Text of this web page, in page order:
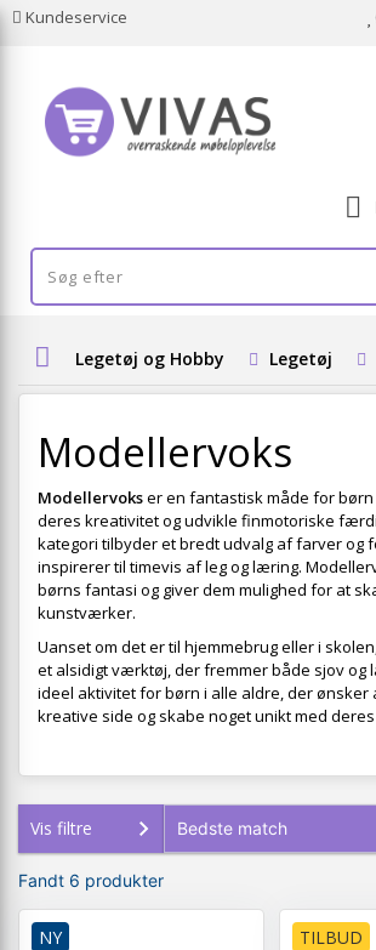
Kundeservice
Legetøj og Hobby Legetøj
Modellervoks
Modellervokser en fantastisk måde for
deres kreativitet og udvikle finmotoriske
kategori tilbyder et bredt udvalg af farver og
inspirerer til timevis af leg og læring.
børns fantasi og giver dem mulighed for at
kunstværker.
Uanset om det er til hjemmebrug eller i
et alsidigt værktøj, der fremmer både sjov og
ideel aktivitet for børn i alle aldre, der ønsker
kreative side og skabe noget unikt med
Vis filtre
Fandt 6 produkter
NY TILBUD